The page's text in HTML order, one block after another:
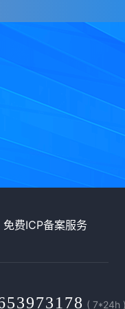
免费ICP备案服务
( 7*24h